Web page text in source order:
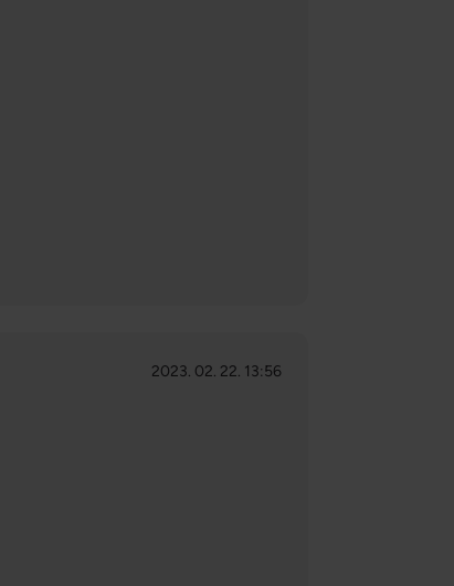
2023. 02. 22. 13:56